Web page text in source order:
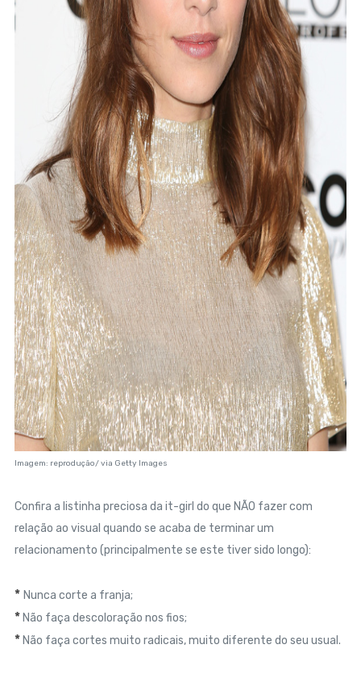
Imagem: reprodução/ via Getty Images
Confira a listinha preciosa da it-girl do que NÃO fazer com
relação ao visual quando se acaba de terminar um
relacionamento (principalmente se este tiver sido longo):
* Nunca corte a franja;
* Não faça descoloração nos fios;
*Não faça cortes muito radicais, muito diferente do seu usual.